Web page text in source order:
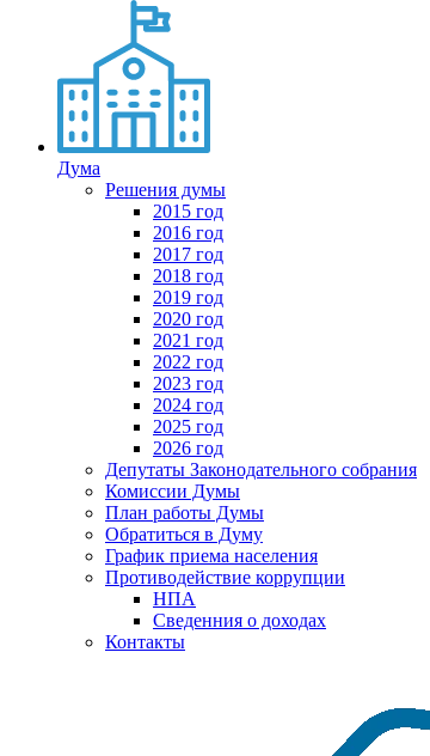
Дума
Решения думы
2015 год
2016 год
2017 год
2018 год
2019 год
2020 год
2021 год
2022 год
2023 год
2024 год
2025 год
2026 год
Депутаты Законодательного собрания
Комиссии Думы
План работы Думы
Обратиться в Думу
График приема населения
Противодействие коррупции
НПА
Сведенния о доходах
Контакты